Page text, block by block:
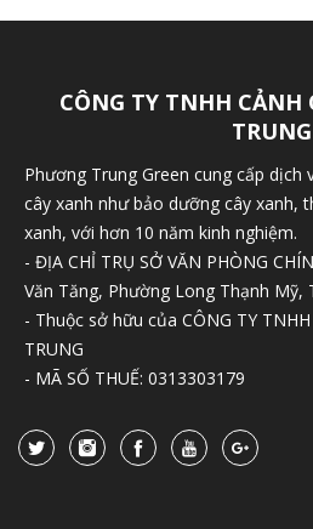
CÔNG TY TNHH
TRUNG
Phương Trung Green cung cấp dịch
cây xanh như bảo dưỡng cây xanh,
xanh, với hơn 10 năm kinh nghiệm.
- ĐỊA CHỈ TRỤ SỞ VĂN PHÒNG
Văn Tăng, Phường Long Thạnh Mỹ,
- Thuộc sở hữu của CÔNG TY
TRUNG
- MÃ SỐ THUẾ: 0313303179